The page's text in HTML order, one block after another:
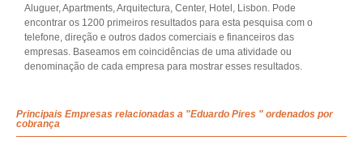
Aluguer, Apartments, Arquitectura, Center, Hotel, Lisbon. Pode
encontrar os 1200 primeiros resultados para esta pesquisa com o
telefone, direção e outros dados comerciais e financeiros das
empresas. Baseamos em coincidências de uma atividade ou
denominação de cada empresa para mostrar esses resultados.
Principais Empresas relacionadas a "Eduardo Pires " ordenados por
cobrança